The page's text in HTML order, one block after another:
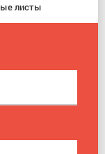
листы